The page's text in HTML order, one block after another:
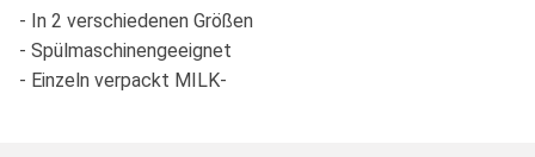
- In 2 verschiedenen Größen
- Spülmaschinengeeignet
- Einzeln verpackt MILK-